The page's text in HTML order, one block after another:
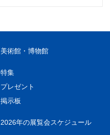
美術館・博物館
特集
プレゼント
掲示板
2026年の展覧会スケジュール